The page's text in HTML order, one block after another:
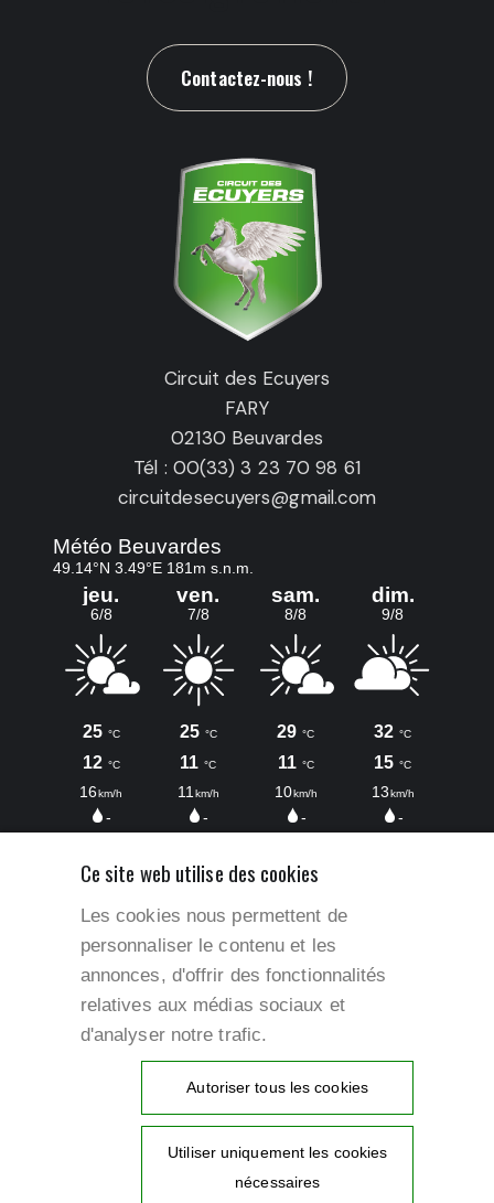
Ce site web utilise des cookies
Les cookies nous permettent de
personnaliser le contenu et les
annonces, d'offrir des fonctionnalités
relatives aux médias sociaux et
d'analyser notre trafic.
Autoriser tous les cookies
Utiliser uniquement les cookies
nécessaires
Contactez-nous !
Circuit des Ecuyers
FARY
02130 Beuvardes
Tél : 00(33) 3 23 70 98 61
circuitdesecuyers@gmail.com
Accès rapides
Conditions générales de vente
Politique de confidentialité